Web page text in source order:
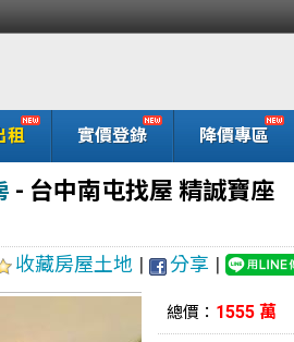
租 實價登錄 降價專區
- 台中南屯找屋 精誠寶座
收藏房屋土地 | 分享 |
總價： 1555 萬